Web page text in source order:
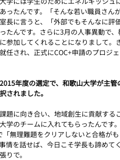
ったんです。「そんな若い職員さ
長に言うと、「外部でもそんなに
たんです。さらに3月の人事異動で
参加してくれることになりまして
任され、正式にCOC+申請のプロジ
年度の選定で、和歌山大学が主
されました。
題に向き合い、地域創生に貢献する
学のチームに入れてもらったんで
「無理難題をクリアしないと合格が
情を話せば、今日こそ学長も諦め
りで。